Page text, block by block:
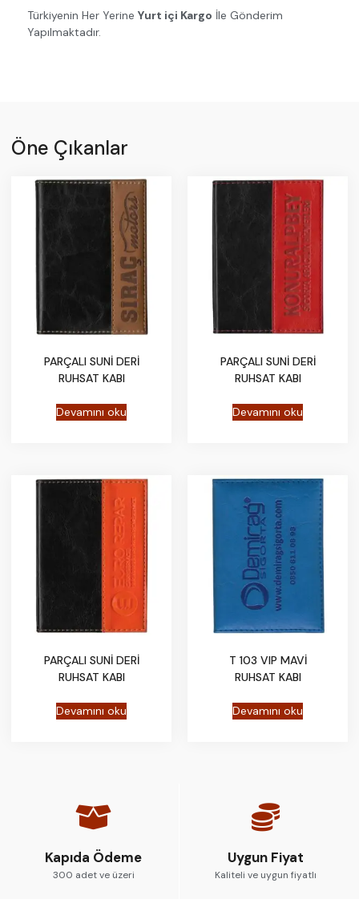
Türkiyenin Her Yerine Yurt içi Kargo İle Gönderim
Yapılmaktadır.
Öne Çıkanlar
PARÇALI SUNİ DERİ
RUHSAT KABI
Devamını oku
PARÇALI SUNİ DERİ
RUHSAT KABI
Devamını oku
PARÇALI SUNİ DERİ
RUHSAT KABI
Devamını oku
T 103 VIP MAVİ
RUHSAT KABI
Devamını oku
Kapıda Ödeme
300 adet ve üzeri
Uygun Fiyat
Kaliteli ve uygun fiyatlı